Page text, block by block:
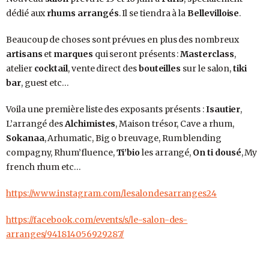
dédié auxrhums arrangés. Il se tiendra à laBellevilloise.
Beaucoup de choses sont prévues en plus des nombreux
artisans et marques qui seront présents :Masterclass,
atelier cocktail, vente direct desbouteilles sur le salon,tiki
bar, guest etc…
Voila une première liste des exposants présents :Isautier,
L’arrangé desAlchimistes, Maison trésor, Cave a rhum,
Sokanaa, Arhumatic, Big o breuvage, Rum blending
compagny, Rhum’fluence,Ti’bioles arrangé, On ti dousé, My
french rhum etc…
https://www.instagram.com/lesalondesarranges24
https://facebook.com/events/s/le-salon-des-
arranges/941814056929287/